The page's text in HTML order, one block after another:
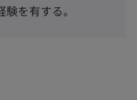
を有する。